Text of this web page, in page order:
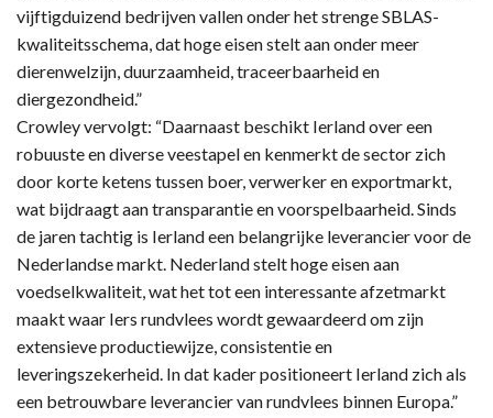
vijftigduizend bedrijven vallen onder het strenge SBLAS-
kwaliteitsschema, dat hoge eisen stelt aan onder meer
dierenwelzijn, duurzaamheid, traceerbaarheid en
diergezondheid.”
Crowley vervolgt: “Daarnaast beschikt Ierland over een
robuuste en diverse veestapel en kenmerkt de sector zich
door korte ketens tussen boer, verwerker en exportmarkt,
wat bijdraagt aan transparantie en voorspelbaarheid. Sinds
de jaren tachtig is Ierland een belangrijke leverancier voor de
Nederlandse markt. Nederland stelt hoge eisen aan
voedselkwaliteit, wat het tot een interessante afzetmarkt
maakt waar Iers rundvlees wordt gewaardeerd om zijn
extensieve productiewijze, consistentie en
leveringszekerheid. In dat kader positioneert Ierland zich als
een betrouwbare leverancier van rundvlees binnen Europa.”